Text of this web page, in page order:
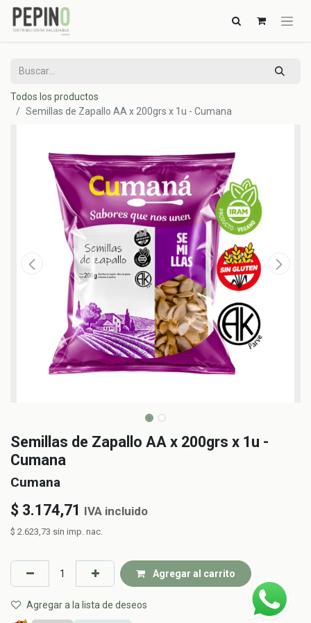
Todos los productos
Semillas de Zapallo AA x 200grs x 1u - Cumana
Semillas de Zapallo AA x 200grs x 1u -
Cumana
Cumana
$ 3.174,71 IVA incluido
$ 2.623,73 sin imp. nac.
Agregar al carrito
Agregar a la lista de deseos